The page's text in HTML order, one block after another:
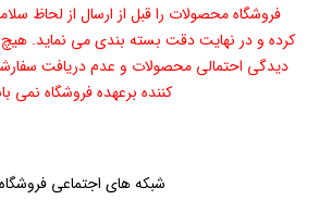
فروشگاه محصولات را قبل از ارسال از لحاظ
کرده و در نهایت دقت بسته بندی می نماید.
دیدگی احتمالی محصولات و عدم دریافت
کننده برعهده فروشگاه نمی
شبکه های اجتماعی فروشگاه